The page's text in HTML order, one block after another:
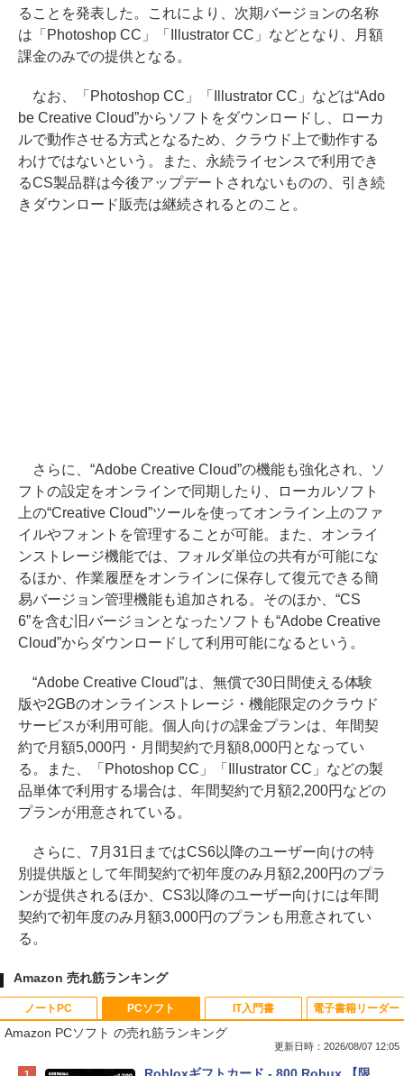
ることを発表した。これにより、次期バージョンの名称
は「Photoshop CC」「Illustrator CC」などとなり、月額
課金のみでの提供となる。
なお、「Photoshop CC」「Illustrator CC」などは“Ado
be Creative Cloud”からソフトをダウンロードし、ローカ
ルで動作させる方式となるため、クラウド上で動作する
わけではないという。また、永続ライセンスで利用でき
るCS製品群は今後アップデートされないものの、引き続
きダウンロード販売は継続されるとのこと。
さらに、“Adobe Creative Cloud”の機能も強化され、ソ
フトの設定をオンラインで同期したり、ローカルソフト
上の“Creative Cloud”ツールを使ってオンライン上のファ
イルやフォントを管理することが可能。また、オンライ
ンストレージ機能では、フォルダ単位の共有が可能にな
るほか、作業履歴をオンラインに保存して復元できる簡
易バージョン管理機能も追加される。そのほか、“CS
6”を含む旧バージョンとなったソフトも“Adobe Creative
Cloud”からダウンロードして利用可能になるという。
“Adobe Creative Cloud”は、無償で30日間使える体験
版や2GBのオンラインストレージ・機能限定のクラウド
サービスが利用可能。個人向けの課金プランは、年間契
約で月額5,000円・月間契約で月額8,000円となってい
る。また、「Photoshop CC」「Illustrator CC」などの製
品単体で利用する場合は、年間契約で月額2,200円などの
プランが用意されている。
さらに、7月31日まではCS6以降のユーザー向けの特
別提供版として年間契約で初年度のみ月額2,200円のプラ
ンが提供されるほか、CS3以降のユーザー向けには年間
契約で初年度のみ月額3,000円のプランも用意されてい
る。
Amazon 売れ筋ランキング
ノートPC PCソフト
Amazon PCソフト の売れ筋ランキング
更新日時：2026/08/07 12:05
IT入門書 電子書籍リーダー